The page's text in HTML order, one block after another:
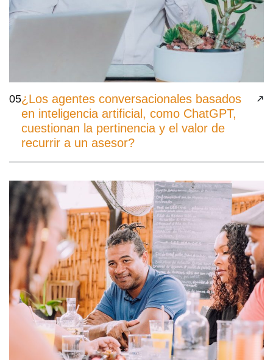
05¿Los agentes conversacionales basados
en inteligencia artificial, como ChatGPT,
cuestionan la pertinencia y el valor de
recurrir a un asesor?